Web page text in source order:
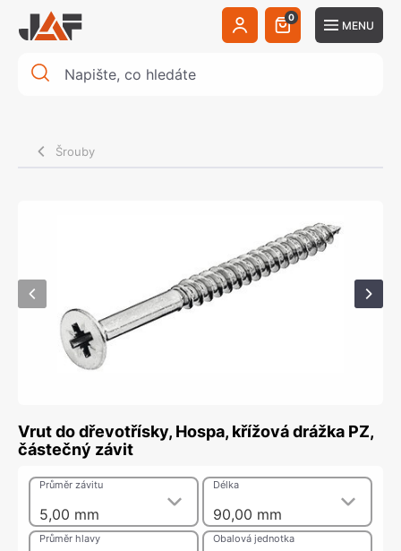
0
MENU
Šrouby
Vrut do dřevotřísky, Hospa, křížová drážka PZ,
částečný závit
5,00 mm
Průměr závitu
90,00 mm
Délka
Průměr hlavy Obalová jednotka